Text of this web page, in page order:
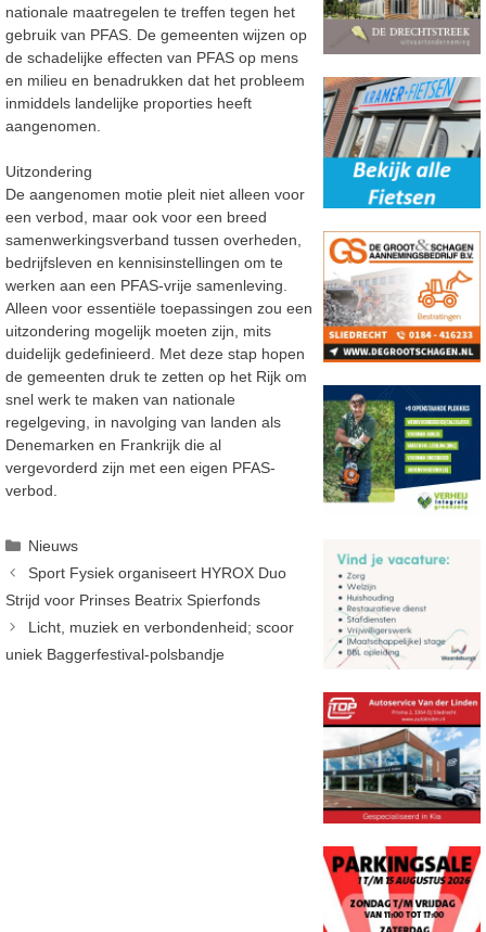
nationale maatregelen te treffen tegen het
gebruik van PFAS. De gemeenten wijzen op
de schadelijke effecten van PFAS op mens
en milieu en benadrukken dat het probleem
inmiddels landelijke proporties heeft
aangenomen.
Uitzondering
De aangenomen motie pleit niet alleen voor
een verbod, maar ook voor een breed
samenwerkingsverband tussen overheden,
bedrijfsleven en kennisinstellingen om te
werken aan een PFAS-vrije samenleving.
Alleen voor essentiële toepassingen zou een
uitzondering mogelijk moeten zijn, mits
duidelijk gedefinieerd. Met deze stap hopen
de gemeenten druk te zetten op het Rijk om
snel werk te maken van nationale
regelgeving, in navolging van landen als
Denemarken en Frankrijk die al
vergevorderd zijn met een eigen PFAS-
verbod.
Categorieën
Nieuws
Sport Fysiek organiseert HYROX Duo
Strijd voor Prinses Beatrix Spierfonds
Licht, muziek en verbondenheid; scoor
uniek Baggerfestival-polsbandje